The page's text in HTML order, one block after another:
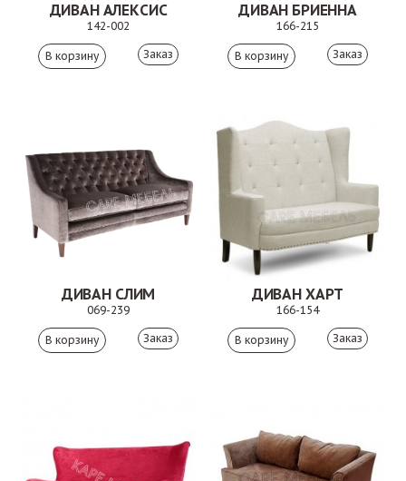
ДИВАН АЛЕКСИС
142-002
Заказ
ДИВАН БРИЕННА
166-215
Заказ
ДИВАН СЛИМ
069-239
Заказ
ДИВАН ХАРТ
166-154
Заказ